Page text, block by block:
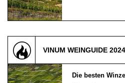
VINUM WEINGUIDE 2024
Die besten